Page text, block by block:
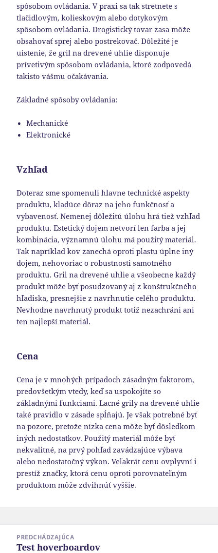
spôsobom ovládania. V praxi sa tak stretnete s
tlačidlovým, kolieskovým alebo dotykovým
spôsobom ovládania. Drogistický tovar zasa môže
obsahovať sprej alebo postrekovač. Dôležité je
uistenie, že gril na drevené uhlie disponuje
prívetivým spôsobom ovládania, ktoré zodpovedá
takisto vášmu očakávania.
Základné spôsoby ovládania:
Mechanické
Elektronické
Vzhľad
Doteraz sme spomenuli hlavne technické aspekty
produktu, kladúce dôraz na jeho funkčnosť a
vybavenosť. Nemenej dôležitú úlohu hrá tiež vzhľad
produktu. Estetický dojem netvorí len farba a jej
kombinácia, významnú úlohu má použitý materiál.
Tak napríklad kov zanechá oproti plastu úplne iný
dojem, nehovoriac o robustnosti samotného
produktu. Gril na drevené uhlie a všeobecne každý
produkt môže byť posudzovaný aj z konštrukčného
hľadiska, presnejšie z navrhnutie celého produktu.
Nevhodne navrhnutý produkt totiž nezachráni ani
ten najlepší materiál.
Cena
Cena je v mnohých prípadoch zásadným faktorom,
predovšetkým vtedy, keď sa uspokojíte so
základnými funkciami. Lacné grily na drevené uhlie
také pravidlo v zásade spĺňajú. Je však potrebné byť
na pozore, pretože nízka cena môže byť dôsledkom
iných nedostatkov. Použitý materiál môže byť
nekvalitné, na prvý pohľad zavádzajúce výbava
alebo nedostatočný výkon. Veľakrát cenu ovplyvní i
prestíž značky, ktorá cenu oproti porovnateľným
produktom môže zdvihnúť vyššie.
PREDCHÁDZAJÚCA
Predchádzajúci
Test hoverboardov